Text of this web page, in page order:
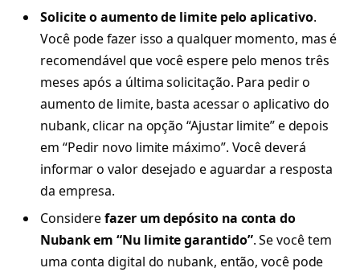
Solicite o aumento de limite pelo aplicativo.
Você pode fazer isso a qualquer momento, mas é
recomendável que você espere pelo menos três
meses após a última solicitação. Para pedir o
aumento de limite, basta acessar o aplicativo do
nubank, clicar na opção “Ajustar limite” e depois
em “Pedir novo limite máximo”. Você deverá
informar o valor desejado e aguardar a resposta
da empresa.
Considerefazer um depósito na conta do
Nubank em “Nu limite garantido”. Se você tem
uma conta digital do nubank, então, você pode